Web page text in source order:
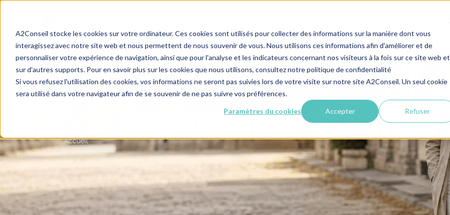
A2Conseil stocke les cookies sur votre ordinateur. Ces cookies sont utilisés pour collecter des informations sur la manière dont vous
interagissez avec notre site web et nous permettent de nous souvenir de vous. Nous utilisons ces informations afin d'améliorer et de
personnaliser votre expérience de navigation, ainsi que pour l'analyse et les indicateurs concernant nos visiteurs à la fois sur ce site web et
sur d'autres supports. Pour en savoir plus sur les cookies que nous utilisons, consultez notre politique de confidentialité
Si vous refusez l'utilisation des cookies, vos informations ne seront pas suivies lors de votre visite sur notre site A2Conseil. Un seul cookie
sera utilisé dans votre navigateur afin de se souvenir de ne pas suivre vos préférences.
Paramètres du cookies Accepter Refuser
Conseils & réflexions
Accueil